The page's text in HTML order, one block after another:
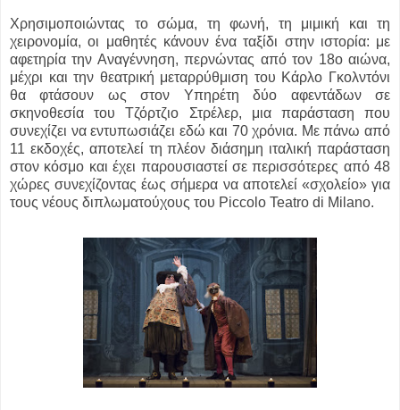
Χρησιμοποιώντας το σώμα, τη φωνή, τη μιμική και τη
χειρονομία, οι μαθητές κάνουν ένα ταξίδι στην ιστορία: με
αφετηρία την Αναγέννηση, περνώντας από τον 18ο αιώνα,
μέχρι και την θεατρική μεταρρύθμιση του Κάρλο Γκολντόνι
θα φτάσουν ως στον Υπηρέτη δύο αφεντάδων σε
σκηνοθεσία του Τζόρτζιο Στρέλερ, μια παράσταση που
συνεχίζει να εντυπωσιάζει εδώ και 70 χρόνια. Με πάνω από
11 εκδοχές, αποτελεί τη πλέον διάσημη ιταλική παράσταση
στον κόσμο και έχει παρουσιαστεί σε περισσότερες από 48
χώρες συνεχίζοντας έως σήμερα να αποτελεί «σχολείο» για
τους νέους διπλωματούχους του Piccolo Teatro di Milano.